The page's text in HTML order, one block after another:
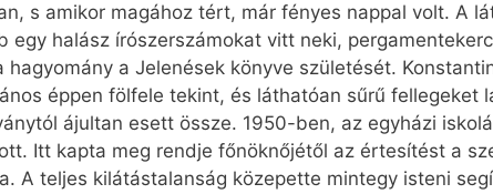
s amikor magához tért, már fényes nappal volt. A
egy halász írószerszámokat vitt neki,
a Jelenések könyve születését.
éppen fölfele tekint, és láthatóan sűrű fellegeket
ájultan esett össze. 1950-ben, az egyházi
Itt kapta meg rendje főnöknőjétől az értesítést a
A teljes kilátástalanság közepette mintegy isteni